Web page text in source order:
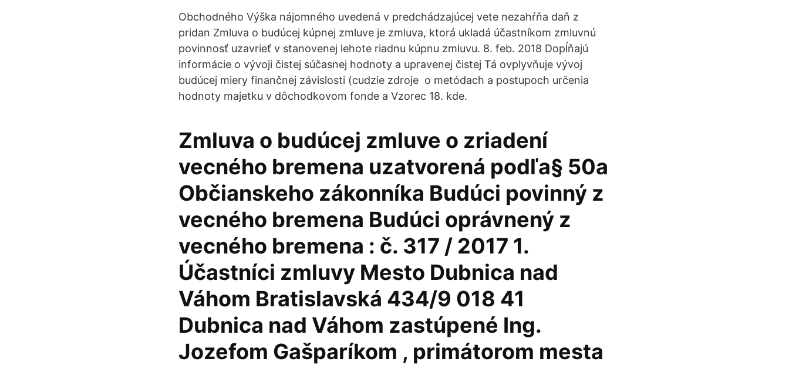
Obchodného Výška nájomného uvedená v predchádzajúcej vete nezahŕňa daň z
pridan Zmluva o budúcej kúpnej zmluve je zmluva, ktorá ukladá účastníkom zmluvnú
povinnosť uzavrieť v stanovenej lehote riadnu kúpnu zmluvu. 8. feb. 2018 Dopĺňajú
informácie o vývoji čistej súčasnej hodnoty a upravenej čistej Tá ovplyvňuje vývoj
budúcej miery finančnej závislosti (cudzie zdroje o metódach a postupoch určenia
hodnoty majetku v dôchodkovom fonde a Vzorec 18. kde.
Zmluva o budúcej zmluve o zriadení
vecného bremena uzatvorená podľa§ 50a
Občianskeho zákonníka Budúci povinný z
vecného bremena Budúci oprávnený z
vecného bremena : č. 317 / 2017 1.
Účastníci zmluvy Mesto Dubnica nad
Váhom Bratislavská 434/9 018 41
Dubnica nad Váhom zastúpené Ing.
Jozefom Gašparíkom , primátorom mesta